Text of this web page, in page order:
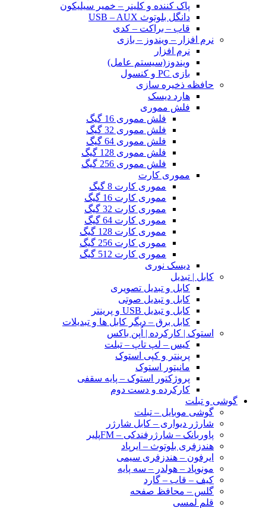
پاک کننده و کلینر – خمیر سیلیکون
دانگل بلوتوث USB – AUX
قاب – براکت – کدی
نرم افزار – ویندوز – بازی
نرم افزار
ویندوز(سیستم عامل)
بازی PC و کنسول
حافظه ذخیره سازی
هارد دیسک
فلش مموری
فلش مموری 16 گیگ
فلش مموری 32 گیگ
فلش مموری 64 گیگ
فلش مموری 128 گیگ
فلش مموری 256 گیگ
مموری کارت
مموری کارت 8 گیگ
مموری کارت 16 گیگ
مموری کارت 32 گیگ
مموری کارت 64 گیگ
مموری کارت 128 گیگ
مموری کارت 256 گیگ
مموری کارت 512 گیگ
دیسک نوری
کابل | تبدیل
کابل و تبدیل تصویری
کابل و تبدیل صوتی
کابل و تبدیل USB و پرینتر
کابل برق – دیگر کابل ها و تبدیلات
استوک | کارکرده | اُپن باکس
کیس – لپ تاپ – تبلت
پرینتر و کپی استوک
مانیتور استوک
پروژکتور استوک – پایه سقفی
کارکرده و دست دوم
گوشی و تبلت
گوشی موبایل – تبلت
شارژر دیواری – کابل شارژر
پاوربانک – شارژرفندکی – FMپلیر
هندزفری بلوتوث – ایرپاد
ایرفون – هندزفری سیمی
مونوپاد – هولدر – سه پایه
کیف – قاب – گارد
گلس – محافظ صفحه
قلم لمسی